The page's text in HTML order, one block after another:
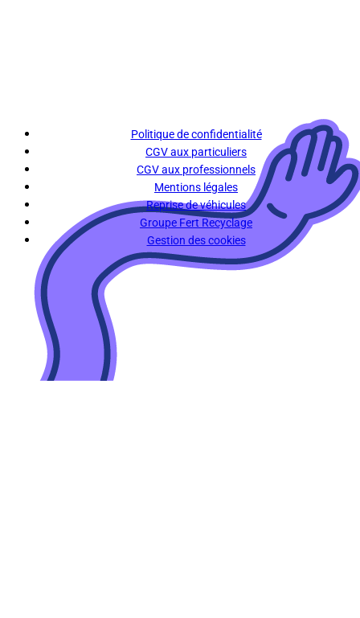
Politique de confidentialité
CGV aux particuliers
CGV aux professionnels
Mentions légales
Reprise de véhicules
Groupe Fert Recyclage
Gestion des cookies